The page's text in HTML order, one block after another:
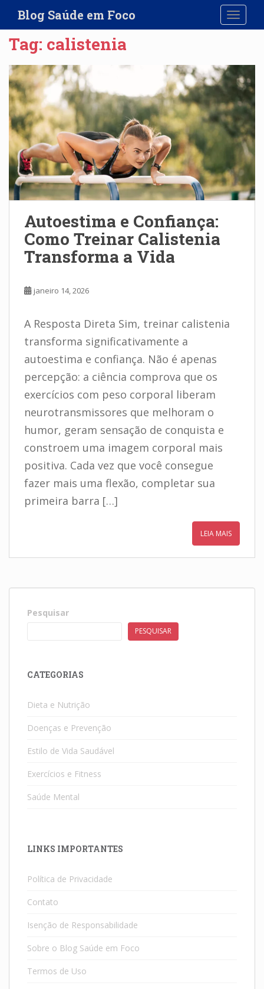
i
Blog Saúde em Foco
Tag: calistenia
Autoestima e Confiança:
Como Treinar Calistenia
Transforma a Vida
janeiro 14, 2026
A Resposta Direta Sim, treinar calistenia
transforma significativamente a
autoestima e confiança. Não é apenas
percepção: a ciência comprova que os
exercícios com peso corporal liberam
neurotransmissores que melhoram o
humor, geram sensação de conquista e
constroem uma imagem corporal mais
positiva. Cada vez que você consegue
fazer mais uma flexão, completar sua
primeira barra […]
LEIA MAIS
Pesquisar
PESQUISAR
CATEGORIAS
Dieta e Nutrição
Doenças e Prevenção
Estilo de Vida Saudável
Exercícios e Fitness
Saúde Mental
LINKS IMPORTANTES
Política de Privacidade
Contato
Isenção de Responsabilidade
Sobre o Blog Saúde em Foco
Termos de Uso